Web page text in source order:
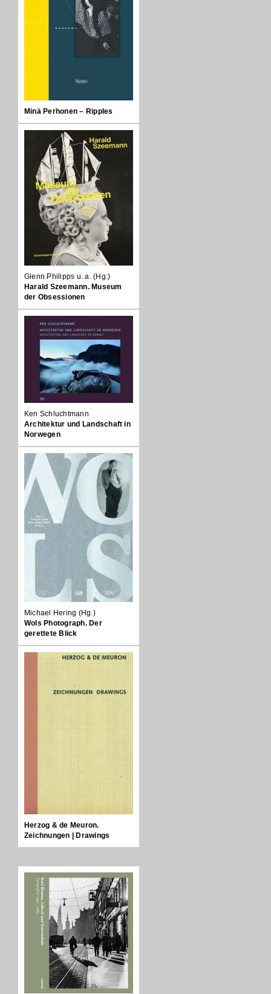
Minä Perhonen – Ripples
Glenn Philipps u. a. (Hg.)
Harald Szeemann. Museum
der Obsessionen
Ken Schluchtmann
Architektur und Landschaft in
Norwegen
Michael Hering (Hg.)
Wols Photograph. Der
gerettete Blick
Herzog & de Meuron.
Zeichnungen | Drawings